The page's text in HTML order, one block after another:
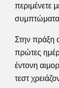
περιμένετε
Στην πράξη
πρώτες
έντονη
τεστ